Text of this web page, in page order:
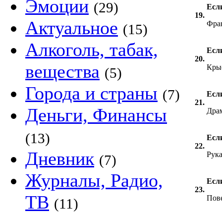
Эмоции (29)
Актуальное (15)
Алкоголь, табак,
вещества (5)
Города и страны (7)
Деньги, Финансы
(13)
Дневник (7)
Журналы, Радио,
ТВ (11)
19.
20.
21.
22.
Рука
23.